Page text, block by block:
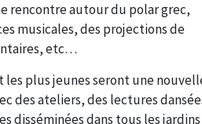
rencontre autour du polar grec,
musicales, des projections de
etc…
les plus jeunes seront une
des ateliers, des lectures
disséminées dans tous les jardins